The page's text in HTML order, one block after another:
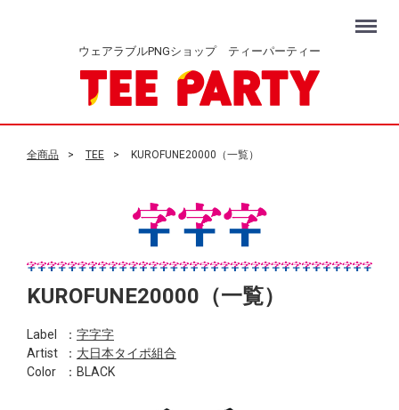
ウェアラブルPNGショップ ティーパーティー
Menu
全商品 TEE KUROFUNE20000（一覧）
KUROFUNE20000（一覧）
Label ： 字字字
Artist
： 大日本タイポ組合
Color
：BLACK